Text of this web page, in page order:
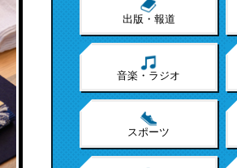
出版・報道
音楽・ラジオ
スポーツ